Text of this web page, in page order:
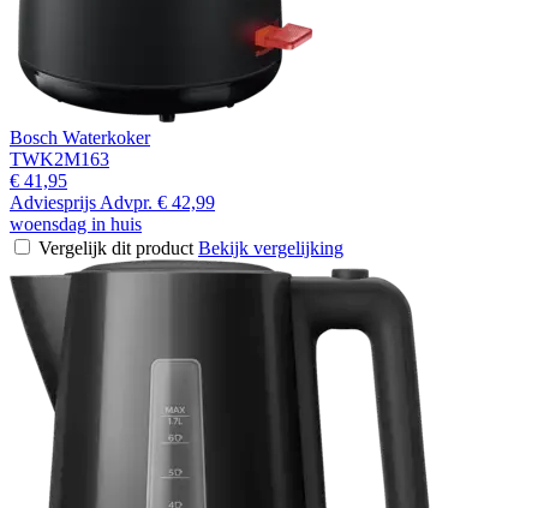
Bosch Waterkoker
TWK2M163
€ 41,95
Adviesprijs Advpr. € 42,99
woensdag in huis
Vergelijk dit product Bekijk vergelijking